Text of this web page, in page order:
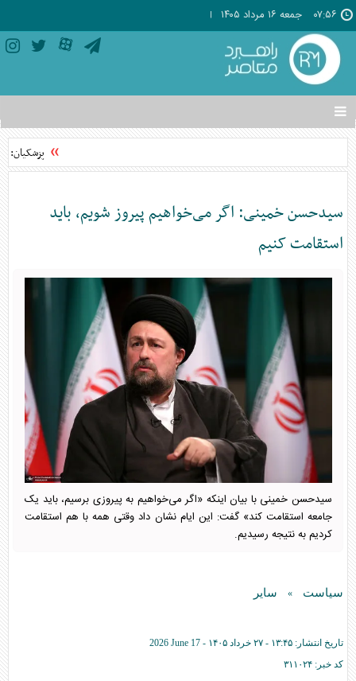
۰۷:۵۶ جمعه ۱۶ مرداد ۱۴۰۵
تغییر
وضعیت
منوی
ها
پزشکیان:
سیدحسن خمینی: اگر می‌خواهیم پیروز شویم، باید
استقامت کنیم
سیدحسن خمینی با بیان اینکه «اگر می‌خواهیم به پیروزی برسیم، باید یک
جامعه استقامت کند» گفت: این ایام نشان داد وقتی همه با هم استقامت
کردیم به نتیجه رسیدیم.
سیاست » سایر
تاریخ انتشار: ۱۳:۴۵ - ۲۷ خرداد ۱۴۰۵ -
2026 June 17
کد خبر: ۳۱۱۰۲۴